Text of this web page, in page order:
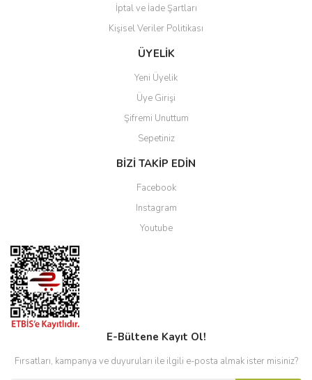
Gönder
İptal ve İade Şartları
Kişisel Veriler Politikası
ÜYELİK
Yeni Üyelik
Üye Girişi
Şifremi Unuttum
Sepetiniz
BİZİ TAKİP EDİN
Facebook
Instagram
Youtube
E-Bültene Kayıt Ol!
Fırsatları, kampanya ve duyuruları ile ilgili e-posta almak ister misiniz?